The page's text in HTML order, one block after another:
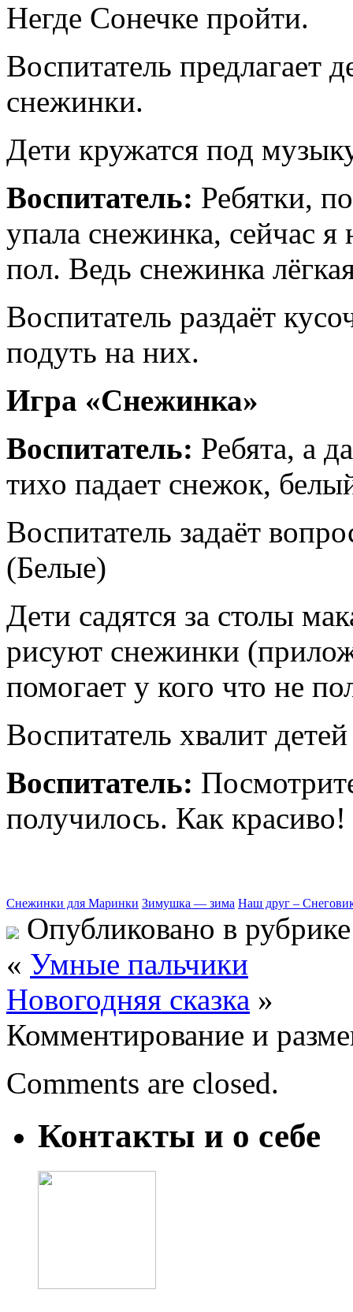
Негде Сонечке пройти.
Воспитатель предлагает
снежинки.
Дети кружатся под
Воспитатель: Ребятки,
упала снежинка, сейчас
пол. Ведь снежинка
Воспитатель раздаёт
подуть на них.
Игра «Снежинка»
Воспитатель: Ребята, а
тихо падает снежок,
Воспитатель задаёт
(Белые)
Дети садятся за столы
рисуют снежинки
помогает у кого что не
Воспитатель хвалит
Воспитатель:
получилось. Как
Снежинки для Маринки Зимушка — зима Наш друг –
Опубликовано в
« Умные пальчики
Новогодняя сказка »
Комментирование и
Comments are closed.
Контакты и о себе